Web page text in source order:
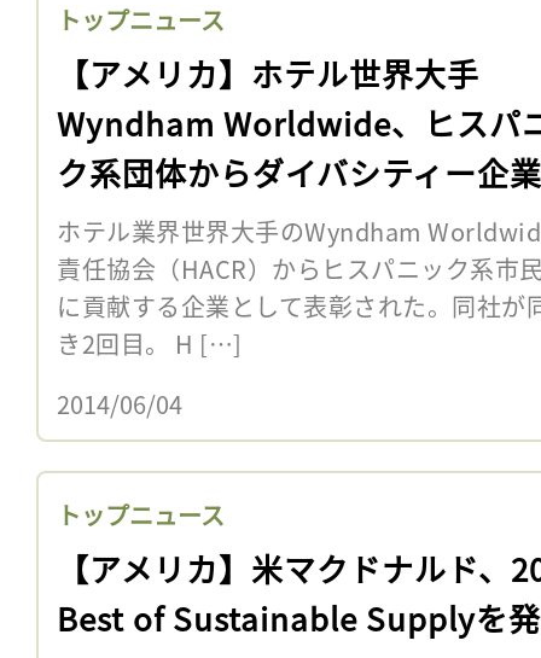
トップニュース
【アメリカ】ホテル世界大手
Wyndham Worldwide、ヒスパ
ク系団体からダイバシティー企
て表彰
ホテル業界世界大手のWyndham
責任協会（HACR）からヒスパニック系市
に貢献する企業として表彰された。同社
き2回目。 H […]
2014/06/04
トップニュース
【アメリカ】米マクドナルド、
Best of Sustainable Supplyを